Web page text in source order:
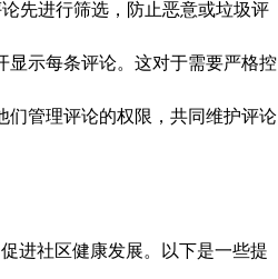
先进行筛选，防止恶意或垃圾评
显示每条评论。这对于需要严格控
们管理评论的权限，共同维护评论
进社区健康发展。以下是一些提